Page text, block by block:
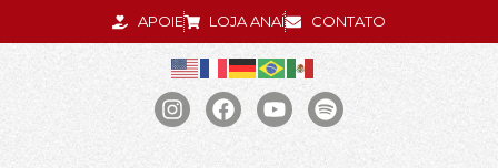
APOIE LOJA ANAÍ CONTATO